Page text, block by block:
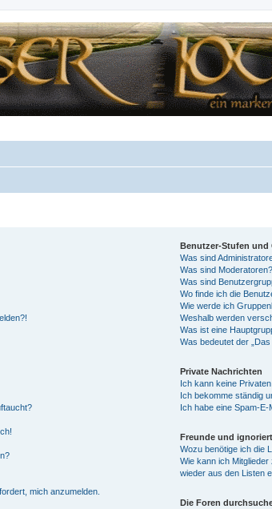
mich anzumelden.
Benutzer-Stufen und
Was sind
Was sind Moderatoren?
Was sind
Wo finde ich die
Wie werde ich
Weshalb werden
Was ist eine
Was bedeutet der
Private Nachrichten
Ich kann keine
Ich bekomme ständig
Ich habe eine Spam-
Freunde und
Wozu benötige ich die
Wie kann ich
wieder aus den Listen
Die Foren